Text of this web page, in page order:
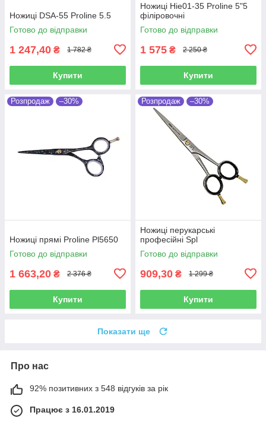
Ножиці DSA-55 Proline 5.5
Готово до відправки
1 247,40 ₴ 1 782 ₴
Купити
Ножиці Hie01-35 Proline 5"5
філіровочні
Готово до відправки
1 575 ₴ 2 250 ₴
Купити
Розпродаж –30%
Ножиці прямі Proline Pl5650
Готово до відправки
1 663,20 ₴ 2 376 ₴
Купити
Розпродаж –30%
Ножиці перукарські
професійні Spl
Готово до відправки
909,30 ₴ 1 299 ₴
Купити
Показати ще
Про нас
92% позитивних з 548 відгуків за рік
Працює з 16.01.2019